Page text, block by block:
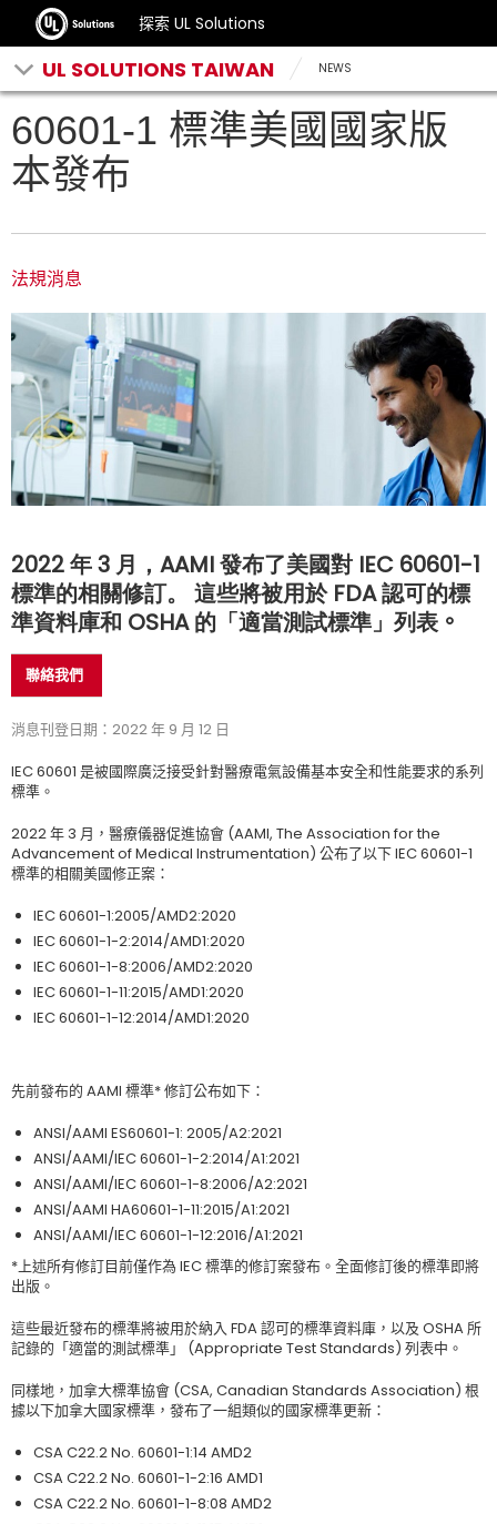
探索 UL Solutions
UL SOLUTIONS TAIWAN NEWS
60601-1 標準美國國家版
本發布
法規消息
2022年3月， AAMI發布了美國對 IEC 60601-1
標準的相關修訂。 這些將被用於FDA認可的標
準資料庫和 OSHA的 「適當測試標準」 列表。
聯絡我們
消息刊登日期：2022 年 9 月 12 日
IEC 60601 是被國際廣泛接受針對醫療電氣設備基本安全和性能要求的系列
標準。
2022年 3 月，醫療儀器促進協會 (AAMI, The Association for the
Advancement of Medical Instrumentation) 公布了以下IEC 60601-1
標準的相關美國修正案：
IEC 60601-1:2005/AMD2:2020
IEC 60601-1-2:2014/AMD1:2020
IEC 60601-1-8:2006/AMD2:2020
IEC 60601-1-11:2015/AMD1:2020
IEC 60601-1-12:2014/AMD1:2020
先前發布的 AAMI 標準*修訂公布如下：
ANSI/AAMI ES60601-1: 2005/A2:2021
ANSI/AAMI/IEC 60601-1-2:2014/A1:2021
ANSI/AAMI/IEC 60601-1-8:2006/A2:2021
ANSI/AAMI HA60601-1-11:2015/A1:2021
ANSI/AAMI/IEC 60601-1-12:2016/A1:2021
*上述所有修訂目前僅作為 IEC標準的修訂案發布。全面修訂後的標準即將
出版。
這些最近發布的標準將被用於納入 FDA認可的標準資料庫，以及 OSHA所
記錄的 「適當的測試標準」 (Appropriate Test Standards) 列表中。
同樣地，加拿大標準協會 (CSA, Canadian Standards Association) 根
據以下加拿大國家標準，發布了一組類似的國家標準更新：
CSA C22.2 No. 60601-1:14 AMD2
CSA C22.2 No. 60601-1-2:16 AMD1
CSA C22.2 No. 60601-1-8:08 AMD2